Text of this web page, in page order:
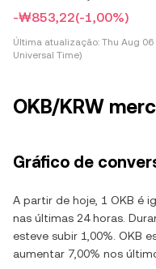
-₩853,22(-1,00%)
Última atualização: Thu Aug 06
Universal Time)
OKB/KRW
Gráfico de
A partir de hoje, 1 OKB é
nas últimas 24 horas.
esteve subir 1,00%. OKB
aumentar 7,00% nos